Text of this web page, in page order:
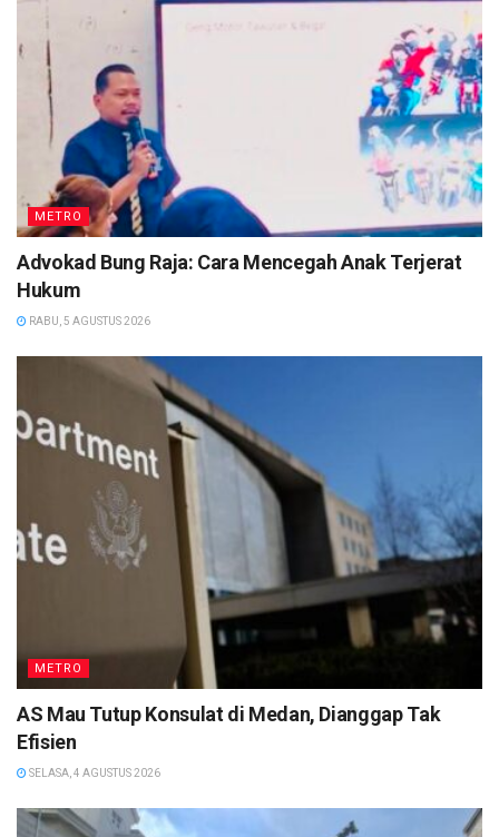
METRO
Advokad Bung Raja: Cara Mencegah Anak Terjerat
Hukum
RABU, 5 AGUSTUS 2026
METRO
AS Mau Tutup Konsulat di Medan, Dianggap Tak
Efisien
SELASA, 4 AGUSTUS 2026